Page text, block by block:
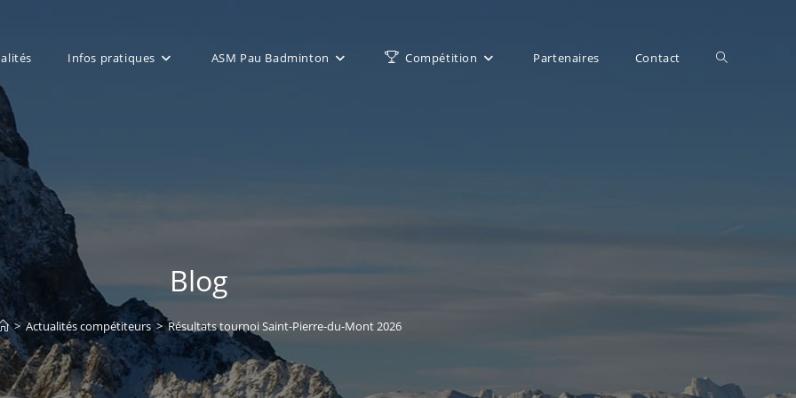
Infos pratiques ASM Pau Badminton Compétition Partenaires Contact Toggle
Blog
> Actualités compétiteurs > Résultats tournoi Saint-Pierre-du-Mont 2026